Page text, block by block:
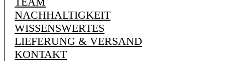
NACHHALTIGKEIT
WISSENSWERTES
LIEFERUNG & VERSAND
KONTAKT